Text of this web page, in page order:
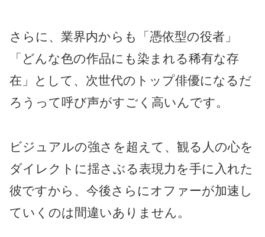
さらに、業界内からも「憑依型の役者」
「どんな色の作品にも染まれる稀有な存
在」として、次世代のトップ俳優になるだ
ろうって呼び声がすごく高いんです。
ビジュアルの強さを超えて、観る人の心を
ダイレクトに揺さぶる表現力を手に入れた
彼ですから、今後さらにオファーが加速し
ていくのは間違いありません。